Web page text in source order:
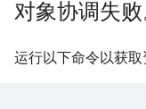
对象协调失败
运行以下命令以获取